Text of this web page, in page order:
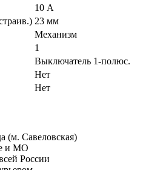
10 А
23 мм
Механизм
1
Выключатель 1-полюс.
Нет
Нет
(м. Савеловская)
и МО
России